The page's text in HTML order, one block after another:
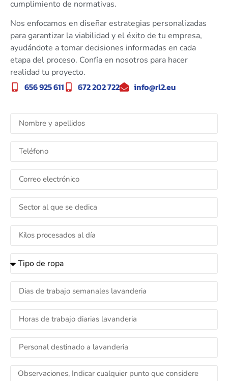
cumplimiento de normativas.
Nos enfocamos en diseñar estrategias personalizadas
para garantizar la viabilidad y el éxito de tu empresa,
ayudándote a tomar decisiones informadas en cada
etapa del proceso. Confía en nosotros para hacer
realidad tu proyecto.
656 925 611 672 202 722 info@rl2.eu